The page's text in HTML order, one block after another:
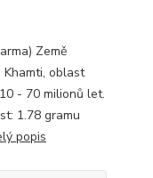
Země
Khamti, oblast
- 70 milionů let.
1.78 gramu
popis